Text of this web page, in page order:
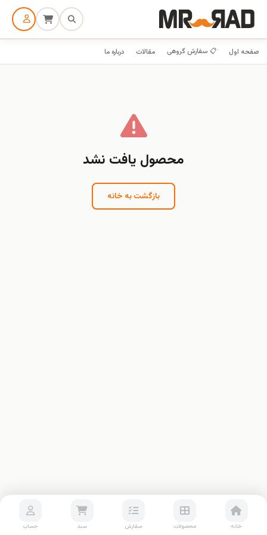
صفحه اول 📋 سفارش گروهی مقالات درباره ما
محصول یافت نشد
بازگشت به خانه
خانه محصولات سفارش سبد حساب